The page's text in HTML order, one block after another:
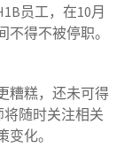
员工，在10月
得不被停职。
糟糕，还未可得
随时关注相关
化。